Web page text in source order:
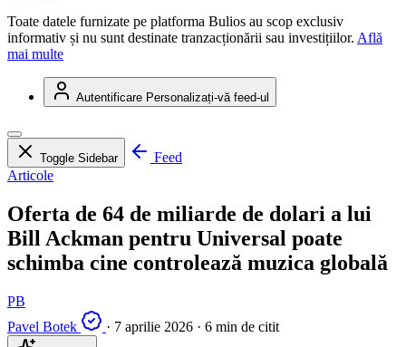
Toate datele furnizate pe platforma Bulios au scop exclusiv
informativ și nu sunt destinate tranzacționării sau investițiilor. Află
mai multe
Autentificare Personalizați-vă feed-ul
Toggle Sidebar
Feed
Articole
Oferta de 64 de miliarde de dolari a lui
Bill Ackman pentru Universal poate
schimba cine controlează muzica globală
PB
Pavel Botek
· 7 aprilie 2026 · 6 min de citit